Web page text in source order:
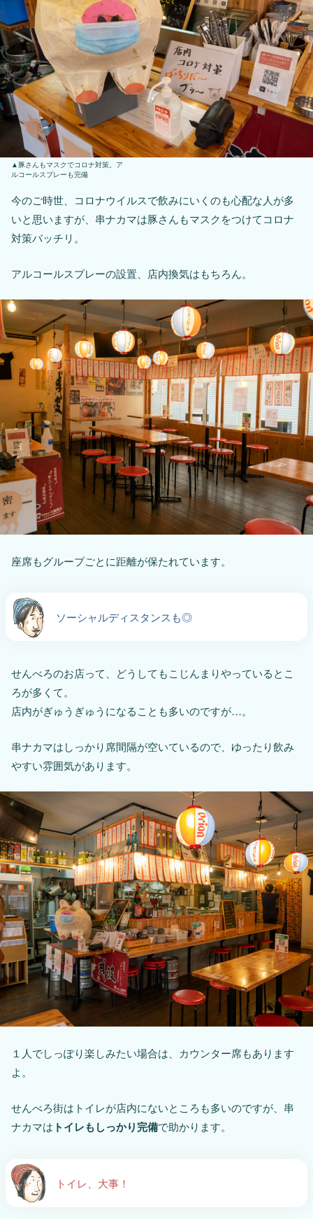
豚さんもマスクでコロナ対策。ア
ルコールスプレーも完備
今のご時世、コロナウイルスで飲みにいくのも心配な人が多
いと思いますが、串ナカマは豚さんもマスクをつけてコロナ
対策バッチリ。
アルコールスプレーの設置、店内換気はもちろん。
座席もグループごとに距離が保たれています。
ソーシャルディスタンスも◎
せんべろのお店って、どうしてもこじんまりやっているとこ
ろが多くて。
店内がぎゅうぎゅうになることも多いのですが…。
串ナカマはしっかり席間隔が空いているので、ゆったり飲み
やすい雰囲気があります。
１人でしっぽり楽しみたい場合は、カウンター席もあります
よ。
せんべろ街はトイレが店内にないところも多いのですが、串
ナカマは トイレもしっかり完備で助かります。
トイレ、大事！